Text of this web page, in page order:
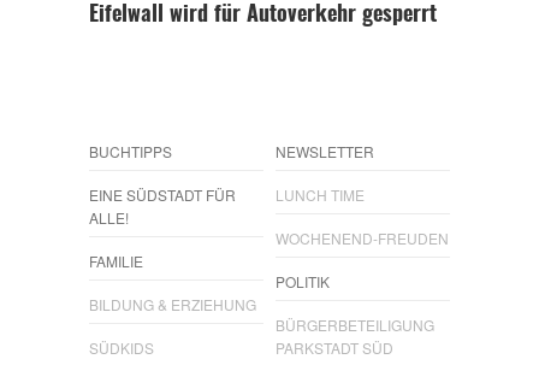
Eifelwall wird für Autoverkehr gesperrt
BUCHTIPPS
EINE SÜDSTADT FÜR
ALLE!
FAMILIE
BILDUNG & ERZIEHUNG
SÜDKIDS
NEWSLETTER
LUNCH TIME
WOCHENEND-FREUDEN
POLITIK
BÜRGERBETEILIGUNG
PARKSTADT SÜD